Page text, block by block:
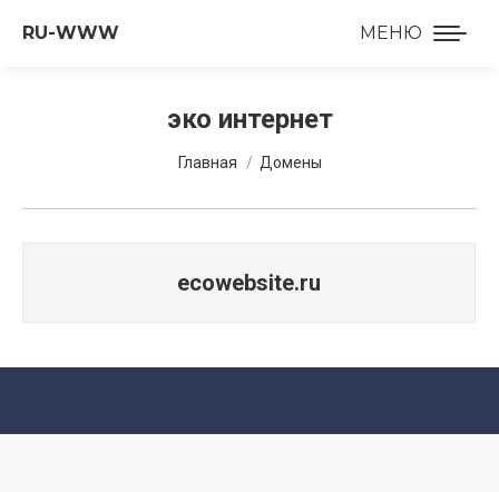
МЕНЮ
RU-WWW
эко интернет
Вы здесь:
Главная Домены
ecowebsite.ru